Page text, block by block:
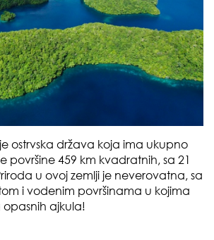
ostrvska država koja ima ukupno
površine 459 km kvadratnih, sa 21
u ovoj zemlji je neverovatna, sa
i vodenim površinama u kojima
ajkula!